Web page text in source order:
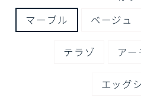
マーブル ベージュ
テラゾ ア
エッグ